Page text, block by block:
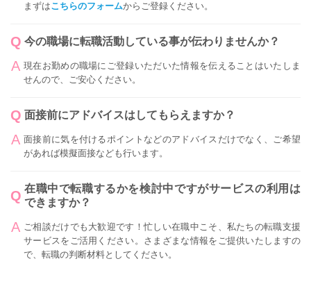
まずはこちらのフォームからご登録ください。
今の職場に転職活動している事が伝わりませんか？
現在お勤めの職場にご登録いただいた情報を伝えることはいたしま
せんので、ご安心ください。
面接前にアドバイスはしてもらえますか？
面接前に気を付けるポイントなどのアドバイスだけでなく、ご希望
があれば模擬面接なども行います。
在職中で転職するかを検討中ですがサービスの利用は
できますか？
ご相談だけでも大歓迎です！忙しい在職中こそ、私たちの転職支援
サービスをご活用ください。さまざまな情報をご提供いたしますの
で、転職の判断材料としてください。